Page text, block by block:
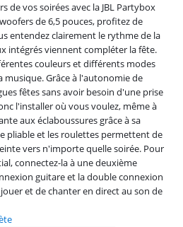
de vos soirées avec la JBL Partybox
de 6,5 pouces, profitez de
entendez clairement le rythme de la
intégrés viennent compléter la fête.
couleurs et différents modes
Grâce à l'autonomie de
fêtes sans avoir besoin d'une prise
l'installer où vous voulez, même à
aux éclaboussures grâce à sa
pliable et les roulettes permettent de
vers n'importe quelle soirée. Pour
connectez-la à une deuxième
guitare et la double connexion
et de chanter en direct au son de